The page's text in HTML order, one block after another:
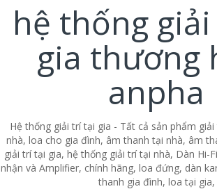
hệ thống
gia thương
anpha
Hệ thống giải trí tại gia - Tất cả sản phẩm
nhà, loa cho gia đình, âm thanh tại nhà, âm
giải trí tại gia, hệ thống giải trí tại nhà, Dàn Hi-
nhận và Amplifier, chính hãng, loa đứng, dàn
thanh gia đình, loa tại gia,